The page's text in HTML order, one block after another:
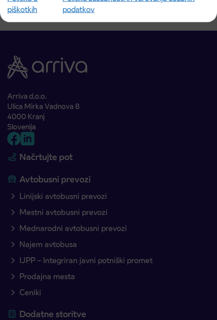
piškotkih
podatkov
Arriva d.o.o.
Ulica Mirka Vadnova 8
4000 Kranj
Slovenija
Načrtujte pot
Avtobusni prevozi
Linijski avtobusni prevozi
Mestni avtobusni prevozi
Mednarodni avtobusni prevozi
Najem avtobusa
IJPP – Integriran javni potniški promet
Prodajna mesta
Ceniki
Dodatne storitve